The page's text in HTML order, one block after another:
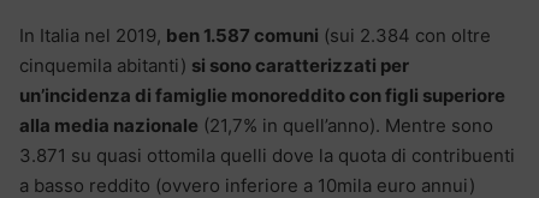
In Italia nel 2019, ben 1.587 comuni (sui 2.384 con oltre
cinquemila abitanti) si sono caratterizzati per
un’incidenza di famiglie monoreddito con figli superiore
alla media nazionale (21,7% in quell’anno). Mentre sono
3.871 su quasi ottomila quelli dove la quota di contribuenti
a basso reddito (ovvero inferiore a 10mila euro annui)